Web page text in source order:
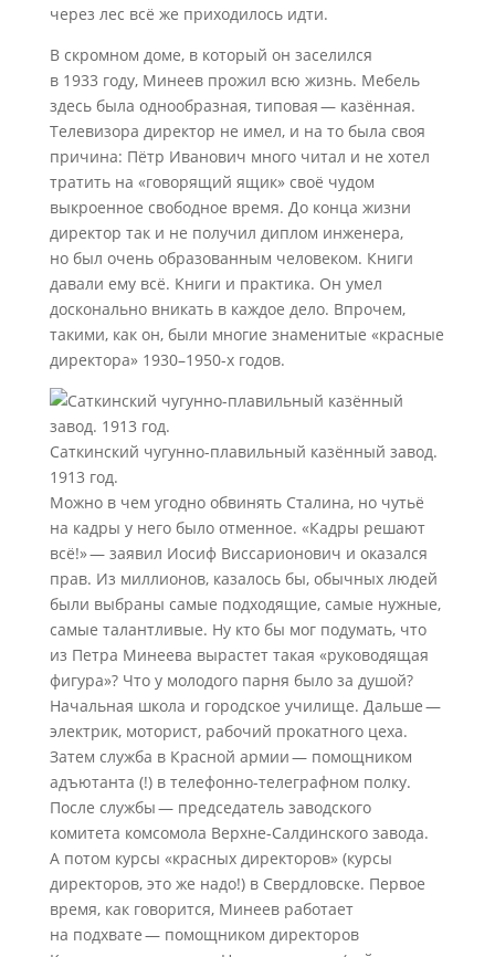
через лес всё же приходилось идти.
В скромном доме, в который он заселился
в 1933 году, Минеев прожил всю жизнь. Мебель
здесь была однообразная, типовая — казённая.
Телевизора директор не имел, и на то была своя
причина: Пётр Иванович много читал и не хотел
тратить на «говорящий ящик» своё чудом
выкроенное свободное время. До конца жизни
директор так и не получил диплом инженера,
но был очень образованным человеком. Книги
давали ему всё. Книги и практика. Он умел
досконально вникать в каждое дело. Впрочем,
такими, как он, были многие знаменитые «красные
директора» 1930–1950-х годов.
Саткинский чугунно-плавильный казённый завод.
1913 год.
Можно в чем угодно обвинять Сталина, но чутьё
на кадры у него было отменное. «Кадры решают
всё!» — заявил Иосиф Виссарионович и оказался
прав. Из миллионов, казалось бы, обычных людей
были выбраны самые подходящие, самые нужные,
самые талантливые. Ну кто бы мог подумать, что
из Петра Минеева вырастет такая «руководящая
фигура»? Что у молодого парня было за душой?
Начальная школа и городское училище. Дальше —
электрик, моторист, рабочий прокатного цеха.
Затем служба в Красной армии — помощником
адъютанта (!) в телефонно-телеграфном полку.
После службы — председатель заводского
комитета комсомола Верхне-Салдинского завода.
А потом курсы «красных директоров» (курсы
директоров, это же надо!) в Свердловске. Первое
время, как говорится, Минеев работает
на подхвате — помощником директоров